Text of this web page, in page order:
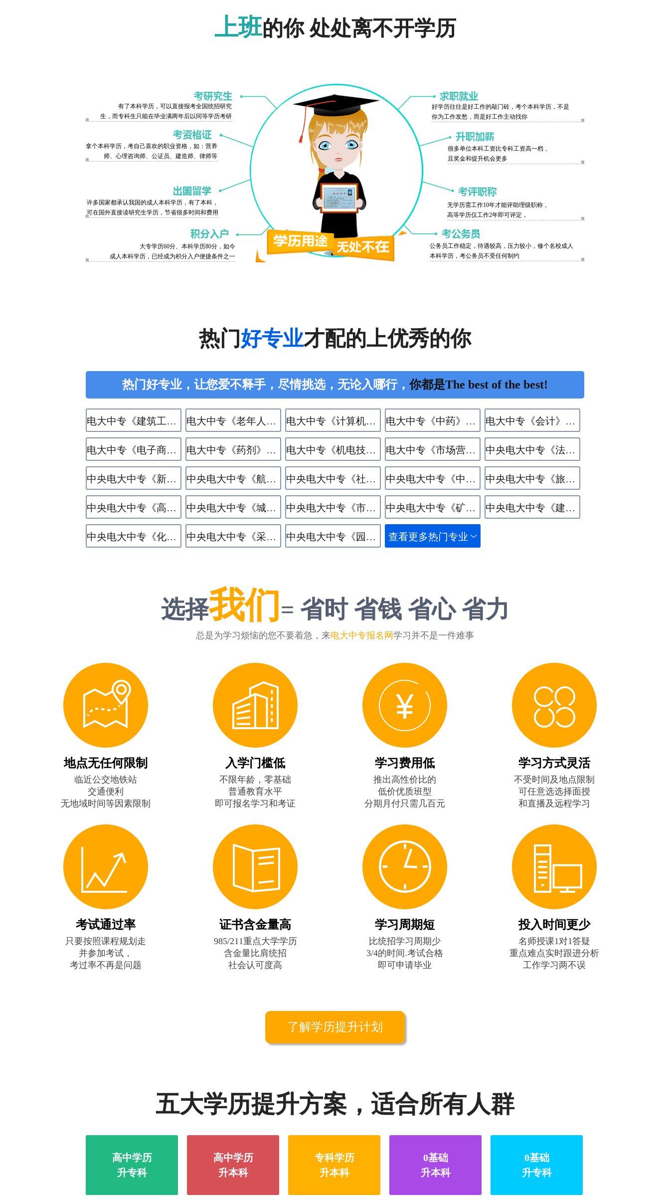
上班的你 处处离不开学历
有了本科学历，可以直接报考全国统招研究
生，而专科生只能在毕业满两年后以同等学历考研
拿个本科学历，考自己喜欢的职业资格，如：营养
师、心理咨询师、公证员、建造师、律师等
许多国家都承认我国的成人本科学历，有了本科，
可在国外直接读研究生学历，节省很多时间和费用
大专学历60分、本科学历80分，如今
成人本科学历，已经成为积分入户便捷条件之一
好学历往往是好工作的敲门砖，考个本科学历，不是
你为工作发愁，而是好工作主动找你
很多单位本科工资比专科工资高一档，
且奖金和提升机会更多
无学历需工作10年才能评助理级职称，
高等学历仅工作2年即可评定，
公务员工作稳定，待遇较高，压力较小，修个名校成人
本科学历，考公务员不受任何制约
热门好专业才配的上优秀的你
热门好专业，让您爱不释手，尽情挑选，无论入哪行，你都是The best of the best!
电大中专《建筑工程施工》专业 电大中专《老年人服务与管理》专业 电大中专《计算机应用》专业 电大中专《中药》专业 电大中专《会计》专业
电大中专《电子商务》专业 电大中专《药剂》专业 电大中专《机电技术应用》专业 电大中专《市场营销》专业 中央电大中专《法律事务》专业
中央电大中专《新能源汽车运用与维修》专业 中央电大中专《航空服务》专业 中央电大中专《社区公共事务管理》专业 中央电大中专《中餐烹饪》专业 中央电大中专《旅游服务与管理》专业
中央电大中专《高星级饭店运营与管理》专业 中央电大中专《​城市轨道交通运营服务》专业 中央电大中专《市政工程施工》专业 中央电大中专《矿井通风与安全》专业 中央电大中专《建筑水电设备安装与运维》专业
中央电大中专《化学工艺》专业 中央电大中专《采矿技术》专业 中央电大中专《园林技术》专业 查看更多热门专业
选择我们 = 省时 省钱 省心 省力
总是为学习烦恼的您不要着急，来电大中专报名网 学习并不是一件难事
地点无任何限制
临近公交地铁站
交通便利
无地域时间等因素限制
入学门槛低
不限年龄，零基础
普通教育水平
即可报名学习和考证
学习费用低
推出高性价比的
低价优质班型
分期月付只需几百元
学习方式灵活
不受时间及地点限制
可任意选选择面授
和直播及远程学习
考试通过率
只要按照课程规划走
并参加考试，
考过率不再是问题
证书含金量高
985/211重点大学学历
含金量比肩统招
社会认可度高
学习周期短
比统招学习周期少
3/4的时间.考试合格
即可申请毕业
投入时间更少
名师授课1对1答疑
重点难点实时跟进分析
工作学习两不误
了解学历提升计划
五大学历提升方案，适合所有人群
高中学历
升专科
高中学历
升本科
专科学历
升本科
0基础
升本科
0基础
升专科